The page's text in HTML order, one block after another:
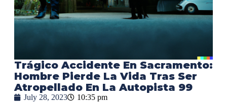
Trágico Accidente En Sacramento:
Hombre Pierde La Vida Tras Ser
Atropellado En La Autopista 99
July 28, 2023 10:35 pm